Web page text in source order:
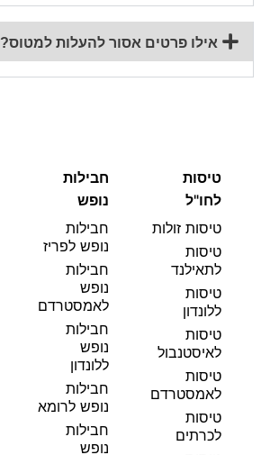
אילו פרטים אסור להעלות למטוס?
טיסות
לחו"ל
טיסות זולות
טיסות
לתאילנד
טיסות
ללונדון
טיסות
לאיסטנבול
טיסות
לאמסטרדם
טיסות
לכרתים
חבילות
נופש
חבילות
נופש לפריז
חבילות
נופש
לאמסטרדם
חבילות
נופש
ללונדון
חבילות
נופש לרומא
חבילות
נופש